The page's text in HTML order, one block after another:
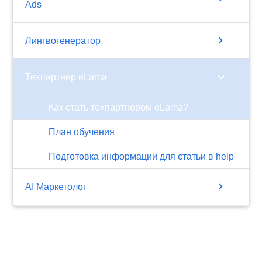
Ads
Лингвогенератор chevron_right
Техпартнер eLama chevron_right
Как стать техпартнером eLama?
План обучения
Подготовка информации для статьи в help
AI Маркетолог chevron_right